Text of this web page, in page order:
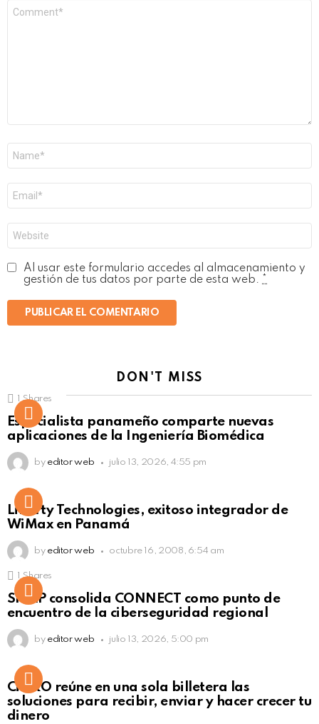
electrónico
*
Al usar este formulario accedes al almacenamiento y
gestión de tus datos por parte de esta web.
DON'T MISS
Click to view this post
Shares
Especialista panameño comparte nuevas
aplicaciones de la Ingeniería Biomédica
by editor web julio 13, 2026, 4:55 pm
Liberty Technologies, exitoso integrador de
WiMax en Panamá
by editor web octubre 16, 2008, 6:54 am
Click to view this post
Shares
SISAP consolida CONNECT como punto de
encuentro de la ciberseguridad regional
by editor web julio 13, 2026, 5:00 pm
Not Safe For Work
Click to view this post
CiNKO reúne en una sola billetera las
soluciones para recibir, enviar y hacer crecer tu
dinero